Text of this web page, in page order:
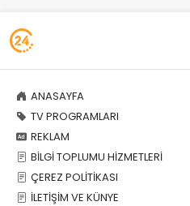
ANASAYFA
TV PROGRAMLARI
REKLAM
BİLGİ TOPLUMU HİZMETLERİ
ÇEREZ POLİTİKASI
İLETİŞİM VE KÜNYE